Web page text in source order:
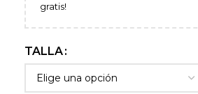
gratis!
TALLA